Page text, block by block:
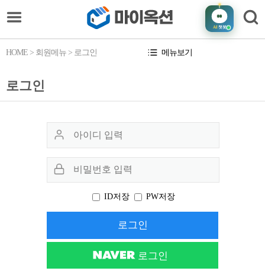
AI챗봇
HOME > 회원메뉴 > 로그인 메뉴보기
로그인
ID저장 PW저장
로그인
로그인